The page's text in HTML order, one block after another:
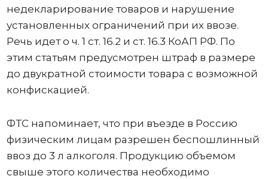
недекларирование товаров и нарушение
установленных ограничений при их ввозе.
Речь идет о ч. 1 ст. 16.2 и ст. 16.3 КоАП РФ. По
этим статьям предусмотрен штраф в размере
до двукратной стоимости товара с возможной
конфискацией.
ФТС напоминает, что при въезде в Россию
физическим лицам разрешен беспошлинный
ввоз до 3 л алкоголя. Продукцию объемом
свыше этого количества необходимо